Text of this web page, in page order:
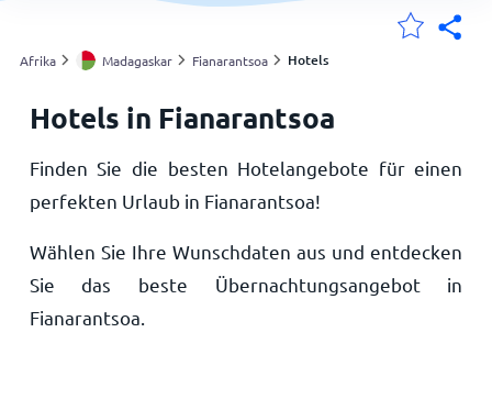
Deutschland
Meine Standorte
Startseite
Afrika Madagaskar Fianarantsoa Hotels
Hotels in Fianarantsoa
Finden Sie die besten Hotelangebote für einen
perfekten Urlaub in Fianarantsoa!
Wählen Sie Ihre Wunschdaten aus und entdecken
Sie das beste Übernachtungsangebot in
Fianarantsoa.